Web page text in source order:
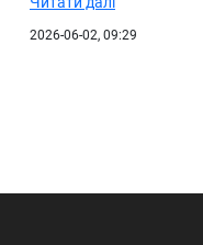
2026-06-02, 09:29